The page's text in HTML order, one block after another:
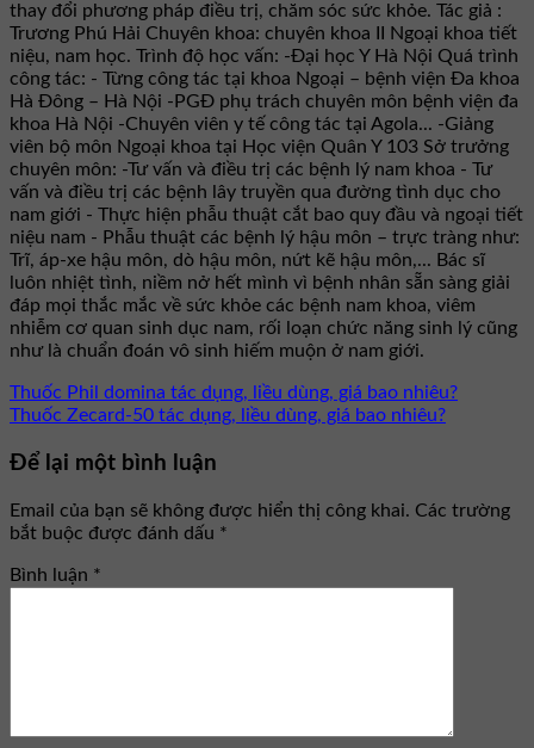
thay đổi phương pháp điều trị, chăm sóc sức khỏe. Tác giả :
Trương Phú Hải Chuyên khoa: chuyên khoa II Ngoại khoa tiết
niệu, nam học. Trình độ học vấn: -Đại học Y Hà Nội Quá trình
công tác: - Từng công tác tại khoa Ngoại – bệnh viện Đa khoa
Hà Đông – Hà Nội -PGĐ phụ trách chuyên môn bệnh viện đa
khoa Hà Nội -Chuyên viên y tế công tác tại Agola... -Giảng
viên bộ môn Ngoại khoa tại Học viện Quân Y 103 Sở trưởng
chuyên môn: -Tư vấn và điều trị các bệnh lý nam khoa - Tư
vấn và điều trị các bệnh lây truyền qua đường tình dục cho
nam giới - Thực hiện phẫu thuật cắt bao quy đầu và ngoại tiết
niệu nam - Phẫu thuật các bệnh lý hậu môn – trực tràng như:
Trĩ, áp-xe hậu môn, dò hậu môn, nứt kẽ hậu môn,... Bác sĩ
luôn nhiệt tình, niềm nở hết mình vì bệnh nhân sẵn sàng giải
đáp mọi thắc mắc về sức khỏe các bệnh nam khoa, viêm
nhiễm cơ quan sinh dục nam, rối loạn chức năng sinh lý cũng
như là chuẩn đoán vô sinh hiếm muộn ở nam giới.
Thuốc Phil domina tác dụng, liều dùng, giá bao nhiêu?
Thuốc Zecard-50 tác dụng, liều dùng, giá bao nhiêu?
Để lại một bình luận
Email của bạn sẽ không được hiển thị công khai. Các trường
bắt buộc được đánh dấu *
Bình luận *